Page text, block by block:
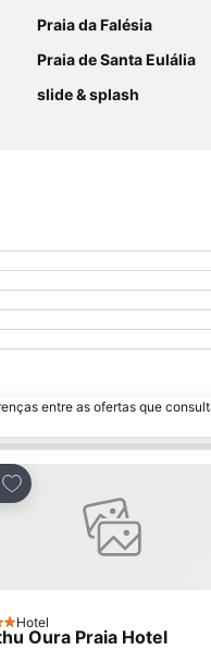
Praia da Falésia
Praia de Santa Eulália
slide & splash
entre as ofertas que
Adicionar aos favoritos
Hotel
Oura Praia Hotel